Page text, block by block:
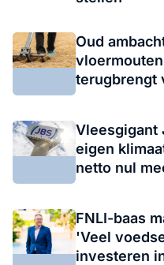
Oud
terugbrengt
Vleesgigant
eigen
netto nul
FNLI-baas
'Veel
investeren